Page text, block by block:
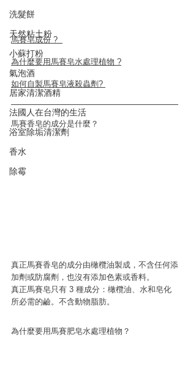
洗髮餅
天然粘土粉
小蘇打粉
氣泡酒
居家清潔酒精
法國人在台灣的生活
浴室除垢清潔劑
香水
除霉
馬賽皂成份 ?
為什麼要用馬賽皂水處理植物 ?
如何自製馬賽皂液殺蟲劑?
馬賽香皂的成分是什麼？
真正馬賽香皂的成分由橄欖油製成，不含任何添
加劑或防腐劑，也沒有添加色素或香料。
真正馬賽皂只有 3 種成分：橄欖油、水和皂化
所必需的鹼。不含動物脂肪。
為什麼要用馬賽肥皂水處理植物？